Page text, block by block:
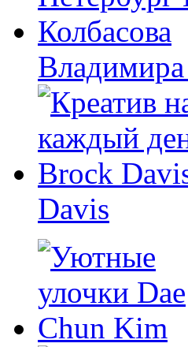
Владимира
Davis